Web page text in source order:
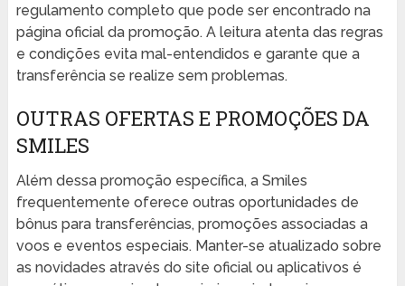
regulamento completo que pode ser encontrado na
página oficial da promoção. A leitura atenta das regras
e condições evita mal-entendidos e garante que a
transferência se realize sem problemas.
OUTRAS OFERTAS E PROMOÇÕES DA
SMILES
Além dessa promoção específica, a Smiles
frequentemente oferece outras oportunidades de
bônus para transferências, promoções associadas a
voos e eventos especiais. Manter-se atualizado sobre
as novidades através do site oficial ou aplicativos é